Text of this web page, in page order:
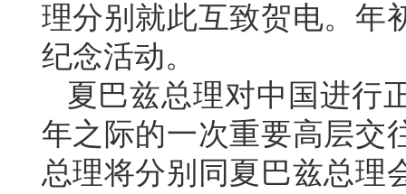
理分别就此互致贺电。年
纪念活动。
夏巴兹总理对中国进行
年之际的一次重要高层交
总理将分别同夏巴兹总理